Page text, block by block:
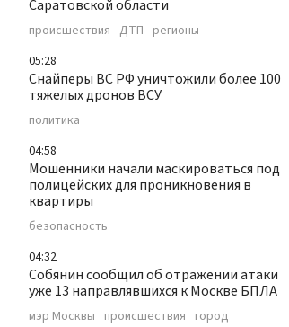
Саратовской области
происшествия ДТП регионы
05:28
Снайперы ВС РФ уничтожили более 100
тяжелых дронов ВСУ
политика
04:58
Мошенники начали маскироваться под
полицейских для проникновения в
квартиры
безопасность
04:32
Собянин сообщил об отражении атаки
уже 13 направлявшихся к Москве БПЛА
мэр Москвы происшествия город